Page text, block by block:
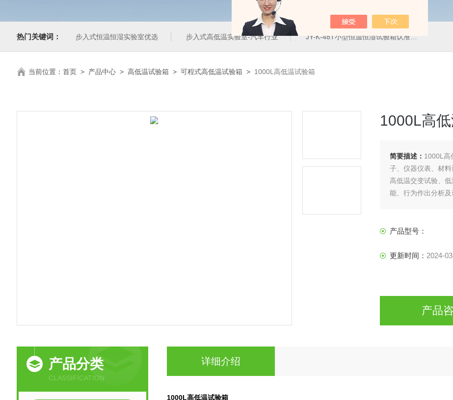
热门关键词： 步入式恒温恒湿实验室优选 步入式高低温实验室-汽车行业 JY-K-48T小型恒温恒湿试验箱认准巨怡环试
当前位置： 首页> 产品中心> 高低温试验箱 > 可程式高低温试验箱 > 1000L高低温试验箱
1000L高
简要描述： 1000L高
子、仪器仪表、材
高低温交变试验、
能、行为作出分析及
产品型号：
更新时间： 2024-
产品
产品分类
CLASSIFICATION
详细介绍
1000L高低温试验箱